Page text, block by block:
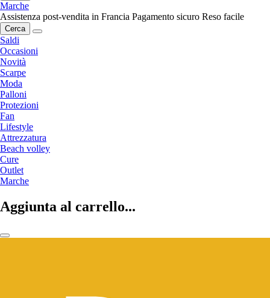
Marche
Assistenza post-vendita in Francia Pagamento sicuro Reso facile
Cerca
Saldi
Occasioni
Novità
Scarpe
Moda
Palloni
Protezioni
Fan
Lifestyle
Attrezzatura
Beach volley
Cure
Outlet
Marche
Aggiunta al carrello...